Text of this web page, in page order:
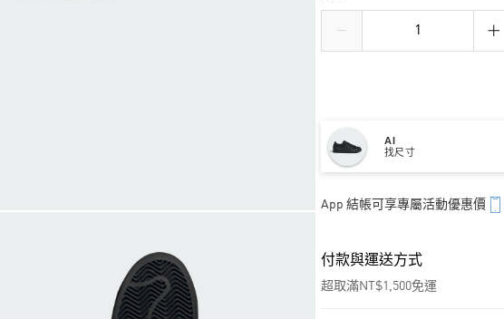
AI
找尺寸
App 結帳可享專屬活動優惠價
付款與運送方式
超取滿NT$1,500免運